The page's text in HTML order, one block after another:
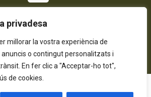
privadesa
millorar la vostra experiència de
o contingut personalitzats i
En fer clic a "Acceptar-ho tot",
de cookies.
Política de Cookies